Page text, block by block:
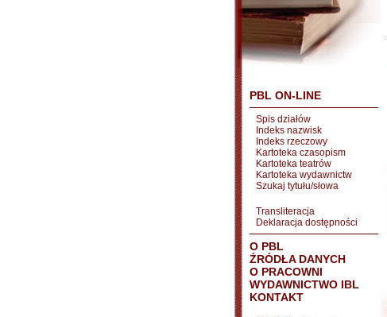
PBL ON-LINE
Spis działów
Indeks nazwisk
Indeks rzeczowy
Kartoteka czasopism
Kartoteka teatrów
Kartoteka wydawnictw
Szukaj tytułu/słowa
Transliteracja
Deklaracja dostępności
O PBL
ŹRÓDŁA DANYCH
O PRACOWNI
WYDAWNICTWO IBL
KONTAKT